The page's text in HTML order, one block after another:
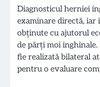
Diagnosticul herniei
examinare directă,
obținute cu ajutorul
de părți moi inghinale.
fie realizată bilateral
pentru o evaluare